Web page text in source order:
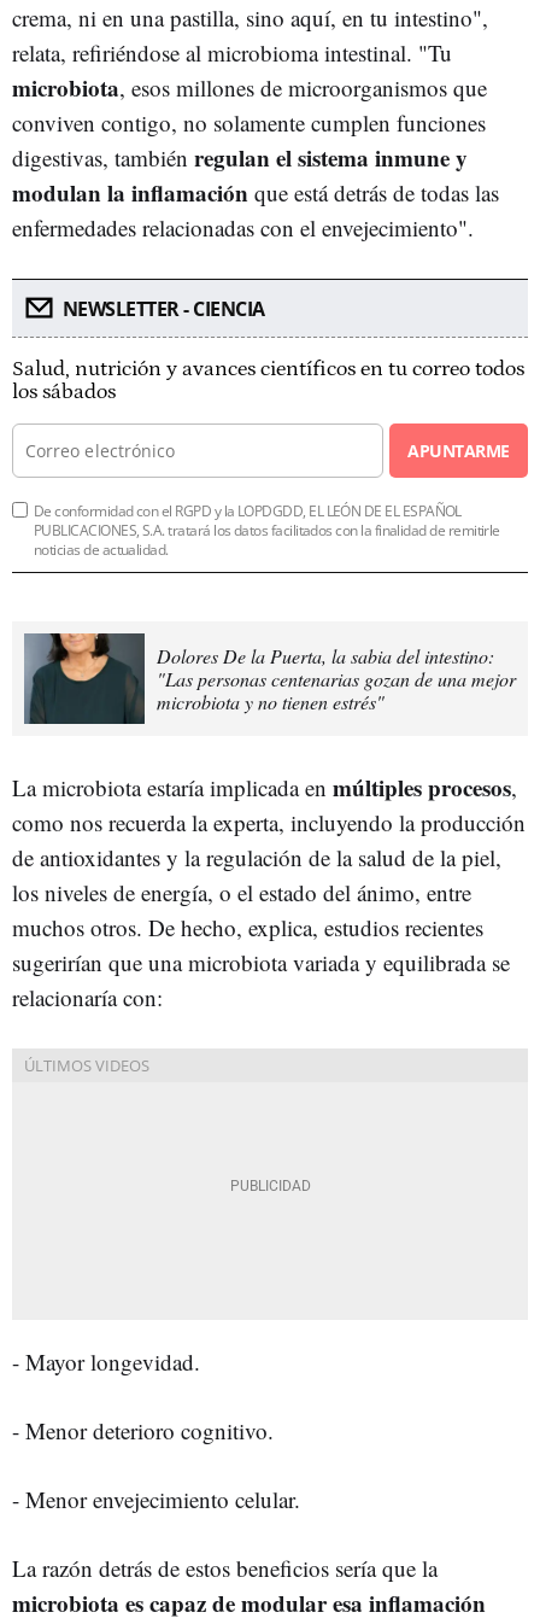
crema, ni en una pastilla, sino aquí, en tu intestino",
relata, refiriéndose al microbioma intestinal. "Tu
microbiota, esos millones de microorganismos que
conviven contigo, no solamente cumplen funciones
digestivas, también regulan el sistema inmune y
modulan la inflamación que está detrás de todas las
enfermedades relacionadas con el envejecimiento".
NEWSLETTER - CIENCIA
Salud, nutrición y avances científicos en tu correo todos
los sábados
APUNTARME
De conformidad con el RGPD y la LOPDGDD, EL LEÓN DE EL ESPAÑOL
PUBLICACIONES, S.A. tratará los datos facilitados con la finalidad de remitirle
noticias de actualidad.
Dolores De la Puerta, la sabia del intestino:
"Las personas centenarias gozan de una mejor
microbiota y no tienen estrés"
La microbiota estaría implicada en múltiples procesos,
como nos recuerda la experta, incluyendo la producción
de antioxidantes y la regulación de la salud de la piel,
los niveles de energía, o el estado del ánimo, entre
muchos otros. De hecho, explica, estudios recientes
sugerirían que una microbiota variada y equilibrada se
relacionaría con:
- Mayor longevidad.
- Menor deterioro cognitivo.
- Menor envejecimiento celular.
La razón detrás de estos beneficios sería que la
microbiota es capaz de modular esa inflamación